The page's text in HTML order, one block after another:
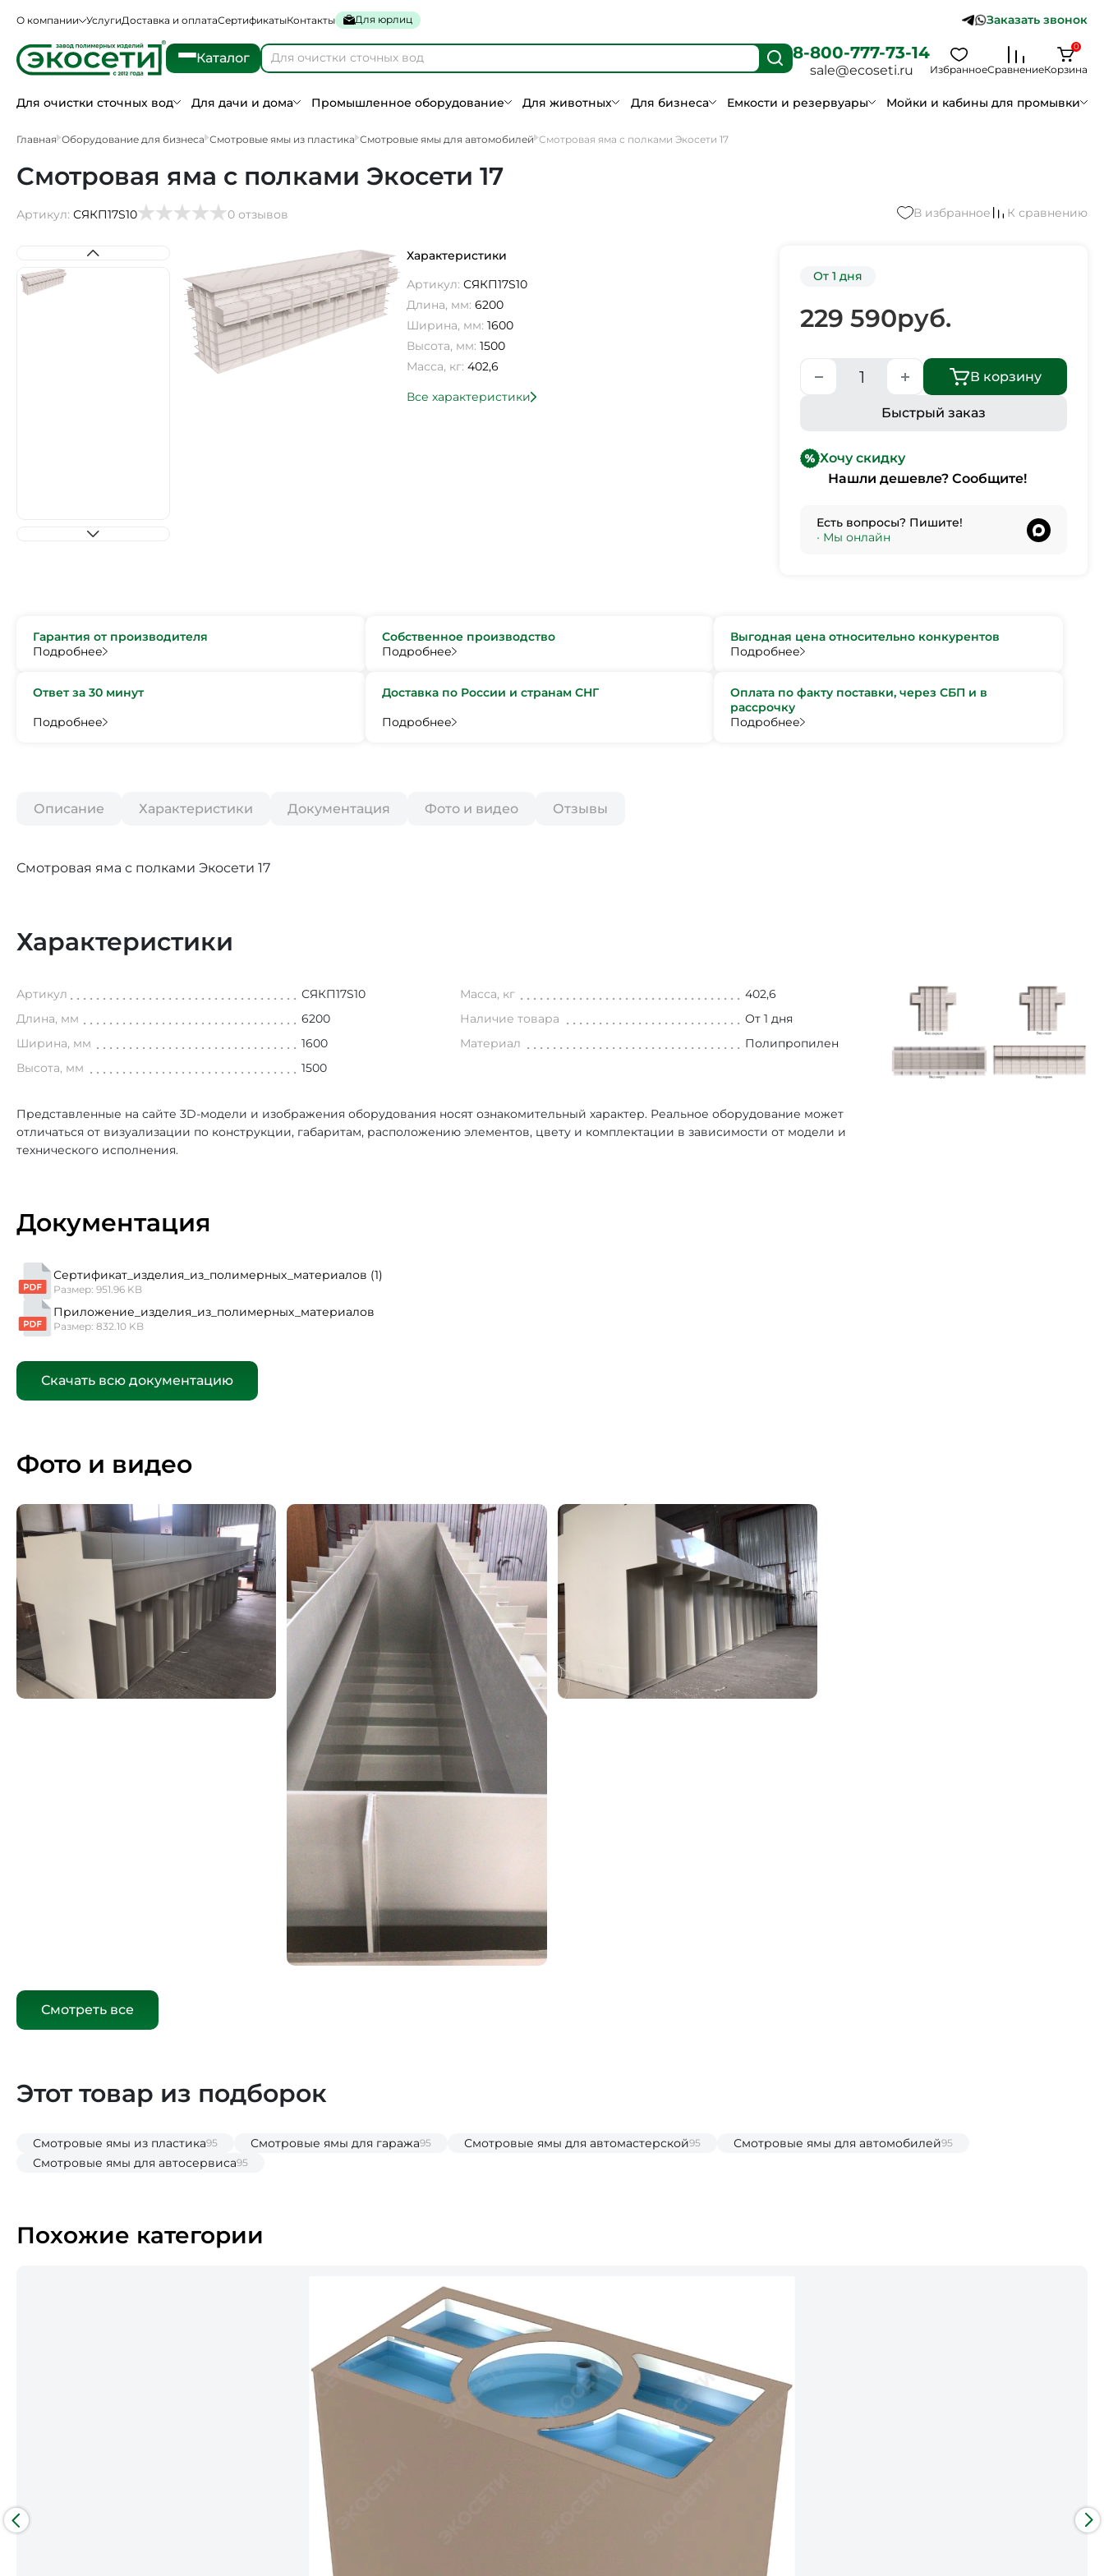
О компании УслугиДоставка и оплатаСертификатыКонтакты Для юрлиц Заказать звонок
Каталог 8-800-777-73-14
sale@ecoseti.ru ИзбранноеСравнениеКорзина
0
Для очистки сточных вод Для дачи и дома Промышленное оборудование Для животных Для бизнеса Емкости и резервуары Мойки и кабины для промывки
Главная Оборудование для бизнеса Смотровые ямы из пластика Смотровые ямы для автомобилей Смотровая яма с полками Экосети 17
Смотровая яма с полками Экосети 17
Артикул: СЯКП17S10 0 отзывов В избранное К сравнению
Характеристики
Артикул: СЯКП17S10
Длина, мм: 6200
Ширина, мм: 1600
Высота, мм: 1500
Масса, кг: 402,6
Все характеристики
От 1 дня
229 590руб.
В корзину
Быстрый заказ
Хочу скидку
Нашли дешевле? Сообщите!
Есть вопросы? Пишите!
• Мы онлайн
Гарантия от производителя
Подробнее
Собственное производство
Подробнее
Выгодная цена относительно конкурентов
Подробнее
Ответ за 30 минут
Подробнее
Доставка по России и странам СНГ
Подробнее
Оплата по факту поставки, через СБП и в
рассрочку
Подробнее
Описание Характеристики Документация Фото и видео Отзывы
Смотровая яма с полками Экосети 17
Характеристики
Артикул
СЯКП17S10
Длина, мм
6200
Ширина, мм
1600
Высота, мм
1500
Масса, кг
402,6
Наличие товара
От 1 дня
Материал
Полипропилен
Представленные на сайте 3D-модели и изображения оборудования носят ознакомительный характер. Реальное оборудование может
отличаться от визуализации по конструкции, габаритам, расположению элементов, цвету и комплектации в зависимости от модели и
технического исполнения.
Документация
Сертификат_изделия_из_полимерных_материалов (1)
Размер: 951.96 KB
Приложение_изделия_из_полимерных_материалов
Размер: 832.10 KB
Скачать всю документацию
Фото и видео
Смотреть все
Этот товар из подборок
Смотровые ямы из пластика95 Смотровые ямы для гаража95 Смотровые ямы для автомастерской95 Смотровые ямы для автомобилей95
Смотровые ямы для автосервиса95
Похожие категории